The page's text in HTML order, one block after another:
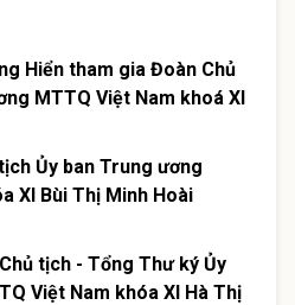
Hiển tham gia Đoàn Chủ
MTTQ Việt Nam khoá XI
Ủy ban Trung ương
XI Bùi Thị Minh Hoài
tịch - Tổng Thư ký Ủy
Việt Nam khóa XI Hà Thị